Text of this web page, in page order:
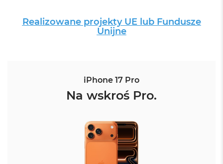
Realizowane projekty UE lub Fundusze
Unijne
iPhone 17 Pro
Na wskroś Pro.